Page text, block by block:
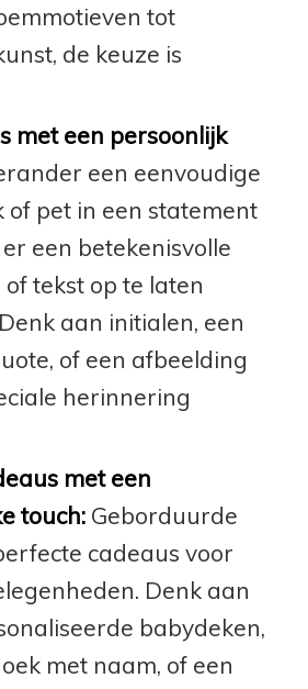
tot
de keuze is
met een persoonlijk
een eenvoudige
of pet in een statement
een betekenisvolle
tekst op te laten
aan initialen, een
of een afbeelding
herinnering
met een
touch:Geborduurde
cadeaus voor
Denk aan
babydeken,
met naam, of een